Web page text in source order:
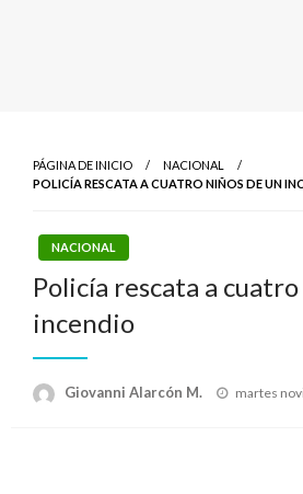
PÁGINA DE INICIO
NACIONAL
POLICÍA RESCATA A CUATRO NIÑOS DE UN
NACIONAL
Policía rescata a
incendio
Giovanni Alarcón M.
Publicado
martes